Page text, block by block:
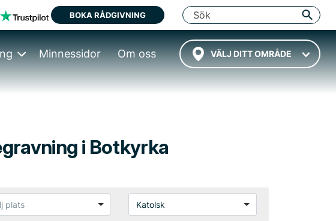
BOKA RÅDGIVNING
VÄLJ DITT OMRÅDE
Minnessidor Om oss
i Botkyrka
plats Katolsk